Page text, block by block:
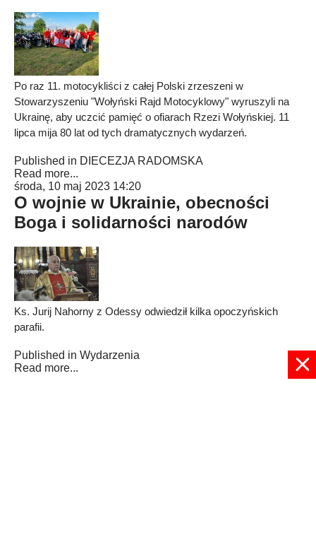
Po raz 11. motocykliści z całej Polski zrzeszeni w
Stowarzyszeniu "Wołyński Rajd Motocyklowy" wyruszyli na
Ukrainę, aby uczcić pamięć o ofiarach Rzezi Wołyńskiej. 11
lipca mija 80 lat od tych dramatycznych wydarzeń.
Published in DIECEZJA RADOMSKA
Read more...
środa, 10 maj 2023 14:20
O wojnie w Ukrainie, obecności
Boga i solidarności narodów
Ks. Jurij Nahorny z Odessy odwiedził kilka opoczyńskich
parafii.
Published in Wydarzenia
Read more...